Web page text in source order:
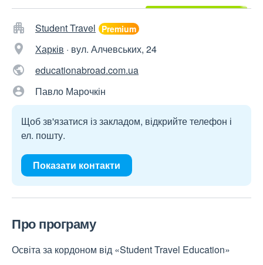
Student Travel
Харків · вул. Алчевських, 24
educationabroad.com.ua
Павло Марочкін
Щоб зв'язатися із закладом, відкрийте телефон і
ел. пошту.
Показати контакти
Про програму
Освіта за кордоном від «Student Travel Education»